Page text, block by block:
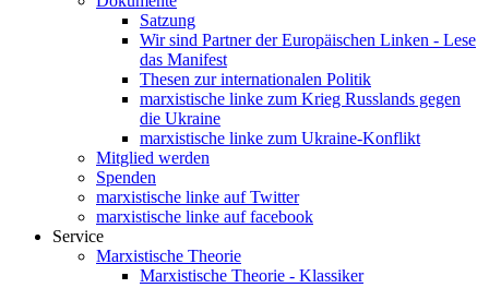
Satzung
Wir sind Partner der Europäischen Linken - Lese
das Manifest
Thesen zur internationalen Politik
marxistische linke zum Krieg Russlands gegen
die Ukraine
marxistische linke zum Ukraine-Konflikt
Mitglied werden
Spenden
marxistische linke auf Twitter
marxistische linke auf facebook
Service
Marxistische Theorie
Marxistische Theorie - Klassiker